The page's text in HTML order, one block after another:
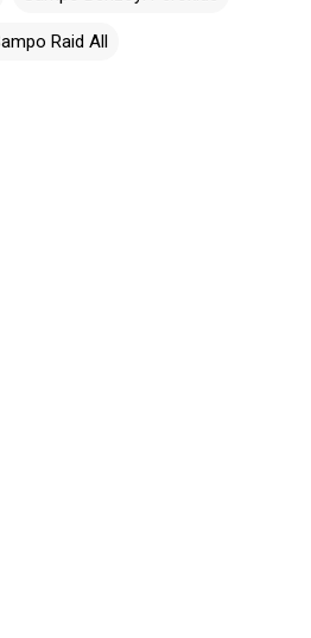
Raid All